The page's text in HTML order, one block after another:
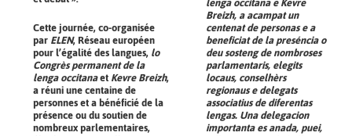
Cette journée, co-organisée
par ELEN, Réseau européen
pour l’égalité des langues, lo
Congrès permanent de la
lenga occitanaet Kevre Breizh,
a réuni une centaine de
personnes et a bénéficié de la
présence ou du soutien de
nombreux parlementaires,
lenga occitanae Kevre
Breizh, a acampat un
centenat de personas e a
beneficiat de la preséncia o
deu sosteng de nombroses
parlamentaris, elegits
locaus, conselhèrs
regionaus e delegats
associatius de diferentas
lengas. Una delegacion
importanta es anada, puei,